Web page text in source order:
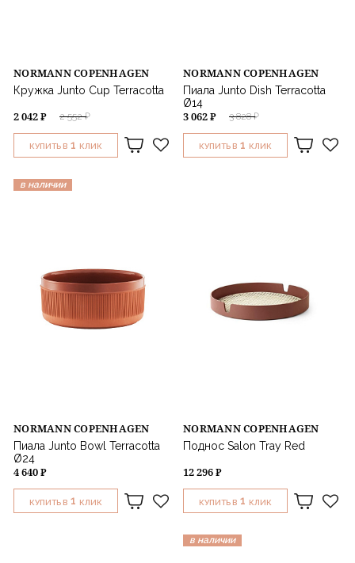
NORMANN COPENHAGEN
Кружка Junto Cup Terracotta
2 552 ₽
2 042 ₽
КУПИТЬ В 1 КЛИК
NORMANN COPENHAGEN
Пиала Junto Dish Terracotta
Ø14
3 828 ₽
3 062 ₽
КУПИТЬ В 1 КЛИК
в наличии
NORMANN COPENHAGEN
Пиала Junto Bowl Terracotta
Ø24
4 640 ₽
КУПИТЬ В 1 КЛИК
NORMANN COPENHAGEN
Поднос Salon Tray Red
12 296 ₽
КУПИТЬ В 1 КЛИК
в наличии